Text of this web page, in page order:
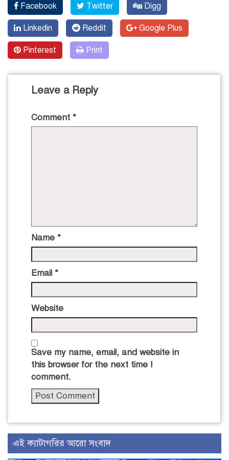
Facebook Twitter Digg
Linkedin Reddit Google Plus
Pinterest Print
Leave a Reply
Comment *
Name *
Email *
Website
Save my name, email, and website in
this browser for the next time I
comment.
এই ক্যাটাগরির আরো সংবাদ